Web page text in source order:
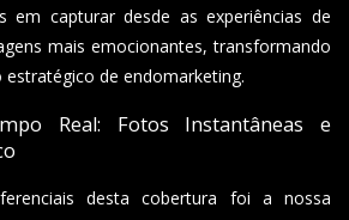
em capturar desde as experiências de
mais emocionantes, transformando
de endomarketing.
Real: Fotos Instantâneas e
desta cobertura foi a nossa